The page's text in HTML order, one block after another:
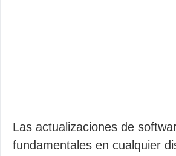
Las actualizaciones de
fundamentales en cualquier